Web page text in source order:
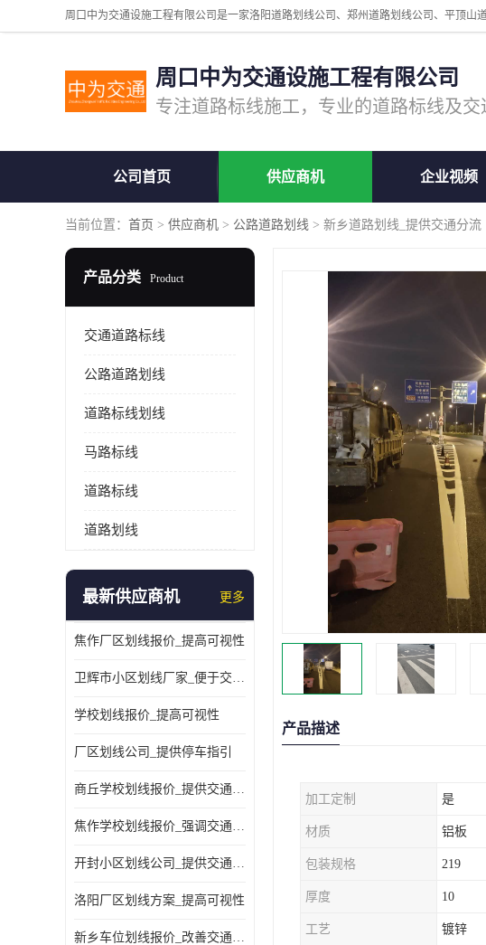
周口中为交通设施工程有限公司
公司首页 供应商机 企业视频
当前位置： 首页 > 供应商机 > 公路道路划线 > 新乡道路划线_提供交通分流
产品分类 Product
交通道路标线
公路道路划线
道路标线划线
马路标线
道路标线
道路划线
最新供应商机 更多
焦作厂区划线报价_提高可视性
卫辉市小区划线厂家_便于交通管理
学校划线报价_提高可视性
厂区划线公司_提供停车指引
商丘学校划线报价_提供交通信息
焦作学校划线报价_强调交通规则
开封小区划线公司_提供交通信息
洛阳厂区划线方案_提高可视性
新乡车位划线报价_改善交通效率
产品描述
加工定制 是
材质 铝板
包装规格 219
厚度 10
工艺 镀锌